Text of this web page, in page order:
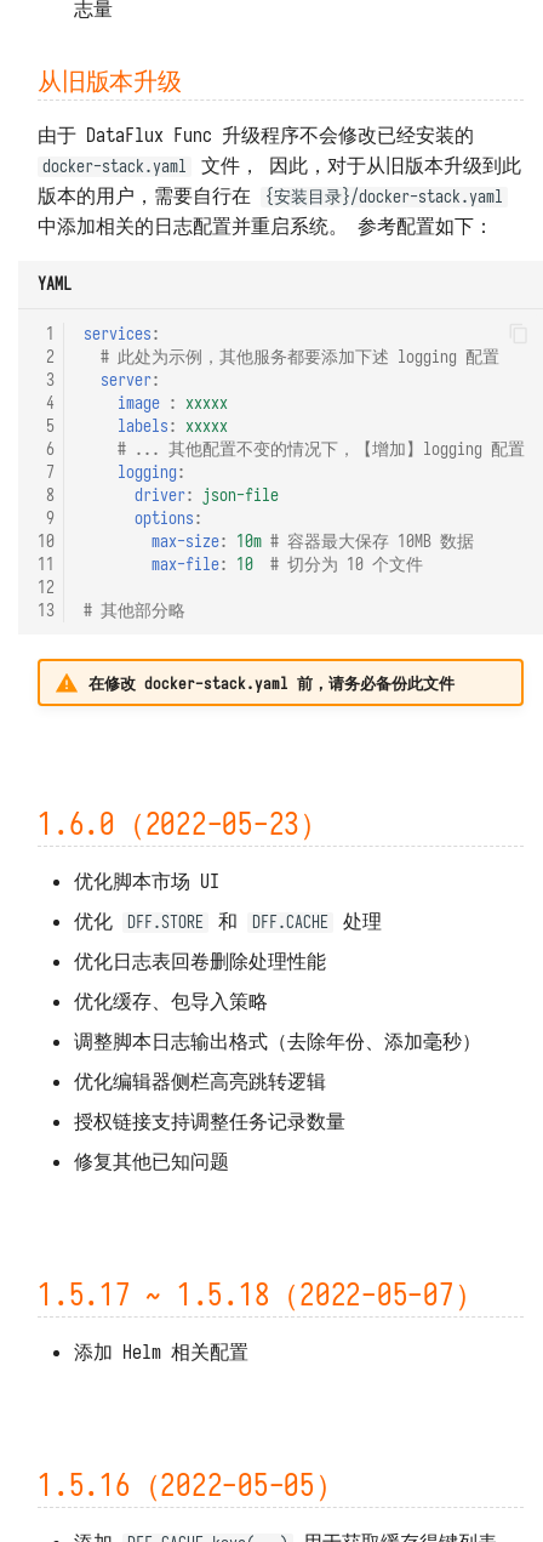
志量
从旧版本升级
由于 DataFlux Func 升级程序不会修改已经安装的
docker-stack.yaml
文件， 因此，对于从旧版本升级到此
版本的用户，需要自行在
{安装目录}/docker-stack.yaml
中添加相关的日志配置并重启系统。 参考配置如下：
YAML
1
2
3
4
5
6
7
8
9
10
11
12
13
services:
# 此处为示例，其他服务都要添加下述 logging 配置
server:
image : xxxxx
labels: xxxxx
# ... 其他配置不变的情况下，【增加】logging 配置
logging:
driver:
json-file
options:
max-size: 10m # 容器最大保存 10MB 数据
max-file: 10 # 切分为 10 个文件
# 其他部分略
在修改 docker-stack.yaml 前，请务必备份此文件
1.6.0（2022-05-23）
优化脚本市场 UI
优化
DFF.STORE 和 DFF.CACHE
处理
优化日志表回卷删除处理性能
优化缓存、包导入策略
调整脚本日志输出格式（去除年份、添加毫秒）
优化编辑器侧栏高亮跳转逻辑
授权链接支持调整任务记录数量
修复其他已知问题
1.5.17 ~ 1.5.18（2022-05-07）
添加 Helm 相关配置
1.5.16（2022-05-05）